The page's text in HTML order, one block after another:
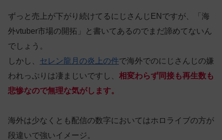
ずっと売上が下がり続けてるにじさんじENですが、「海
外vtuber市場の開拓」と書いてあるのでまだ諦めてないん
でしょう。
しかし、 セレン龍月の炎上の件で海外でのにじさんじの嫌
われっぷりは凄まじいですし、 相変わらず同接も再生数も
悲惨なので無理な気がします。
海外は少なくとも配信の数字においてはホロライブの方が
段違いで強いイメージ。